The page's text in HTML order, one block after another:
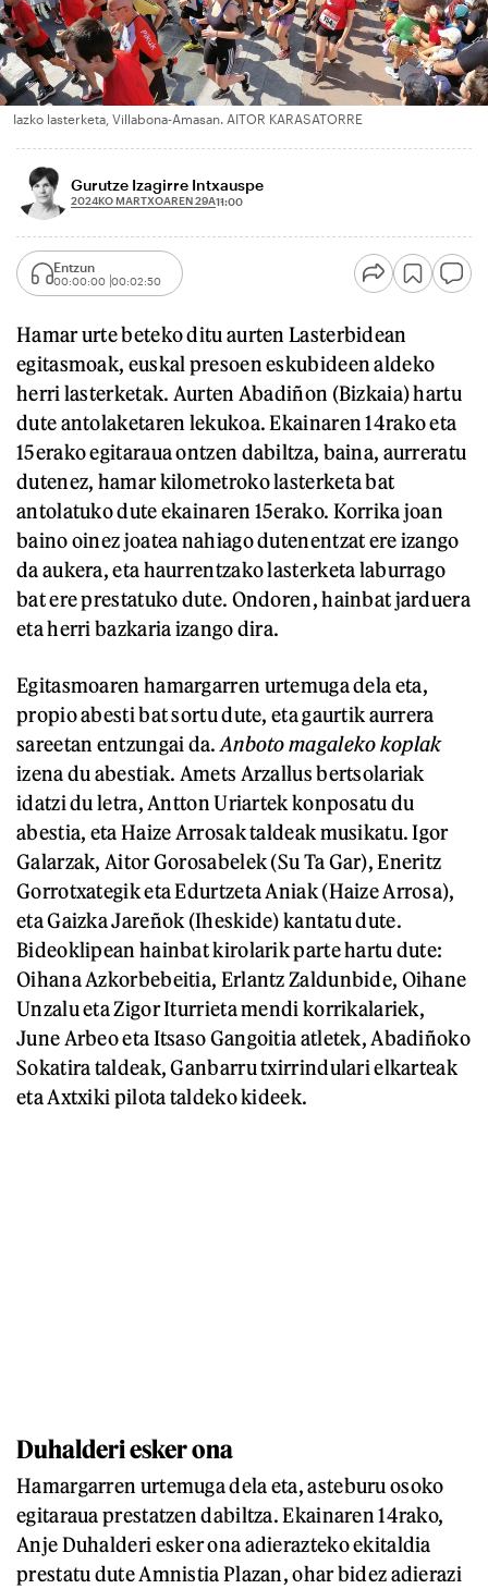
Iazko lasterketa, Villabona-Amasan. AITOR KARASATORRE
Gurutze Izagirre Intxauspe
2024KO MARTXOAREN 29A11:00
Entzun
00:00:00 00:02:50
Hamar urte beteko ditu aurten Lasterbidean
egitasmoak, euskal presoen eskubideen aldeko
herri lasterketak. Aurten Abadiñon (Bizkaia) hartu
dute antolaketaren lekukoa. Ekainaren 14rako eta
15erako egitaraua ontzen dabiltza, baina, aurreratu
dutenez, hamar kilometroko lasterketa bat
antolatuko dute ekainaren 15erako. Korrika joan
baino oinez joatea nahiago dutenentzat ere izango
da aukera, eta haurrentzako lasterketa laburrago
bat ere prestatuko dute. Ondoren, hainbat jarduera
eta herri bazkaria izango dira.
Egitasmoaren hamargarren urtemuga dela eta,
propio abesti bat sortu dute, eta gaurtik aurrera
sareetan entzungai da. Anboto magaleko koplak
izena du abestiak. Amets Arzallus bertsolariak
idatzi du letra, Antton Uriartek konposatu du
abestia, eta Haize Arrosak taldeak musikatu. Igor
Galarzak, Aitor Gorosabelek (Su Ta Gar), Eneritz
Gorrotxategik eta Edurtzeta Aniak (Haize Arrosa),
eta Gaizka Jareñok (Iheskide) kantatu dute.
Bideoklipean hainbat kirolarik parte hartu dute:
Oihana Azkorbebeitia, Erlantz Zaldunbide, Oihane
Unzalu eta Zigor Iturrieta mendi korrikalariek,
June Arbeo eta Itsaso Gangoitia atletek, Abadiñoko
Sokatira taldeak, Ganbarru txirrindulari elkarteak
eta Axtxiki pilota taldeko kideek.
Duhalderi esker ona
Hamargarren urtemuga dela eta, asteburu osoko
egitaraua prestatzen dabiltza. Ekainaren 14rako,
Anje Duhalderi esker ona adierazteko ekitaldia
prestatu dute Amnistia Plazan, ohar bidez adierazi